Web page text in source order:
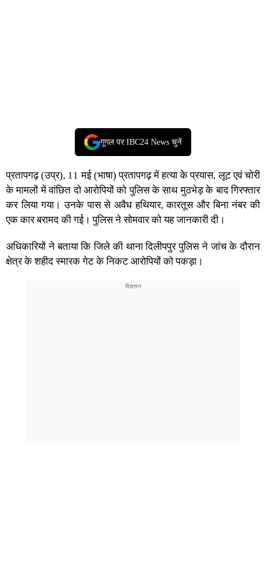
गूगल पर IBC24 News चुनें
प्रतापगढ़ (उप्र), 11 मई (भाषा) प्रतापगढ़ में हत्या के प्रयास, लूट एवं चोरी
के मामलों में वांछित दो आरोपियों को पुलिस के साथ मुठभेड़ के बाद गिरफ्तार
कर लिया गया। उनके पास से अवैध हथियार, कारतूस और बिना नंबर की
एक कार बरामद की गई। पुलिस ने सोमवार को यह जानकारी दी।
अधिकारियों ने बताया कि जिले की थाना दिलीपपुर पुलिस ने जांच के दौरान
क्षेत्र के शहीद स्मारक गेट के निकट आरोपियों को पकड़ा।